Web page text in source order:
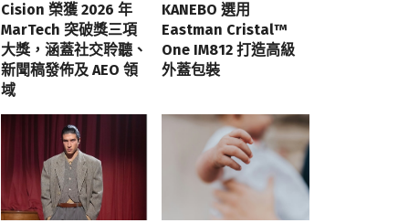
Cision 榮獲 2026 年
MarTech 突破獎三項
大獎，涵蓋社交聆聽、
新聞稿發佈及 AEO 領
域
KANEBO 選用
Eastman Cristal™
One IM812 打造高級
外蓋包裝